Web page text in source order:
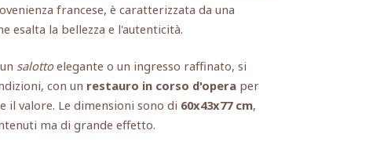
francese, è caratterizzata da una
esalta la bellezza e l'autenticità.
salottoelegante o un ingresso raffinato, si
con un restauro in corso d'opera per
il valore. Le dimensioni sono di 60x43x77 cm,
ma di grande effetto.